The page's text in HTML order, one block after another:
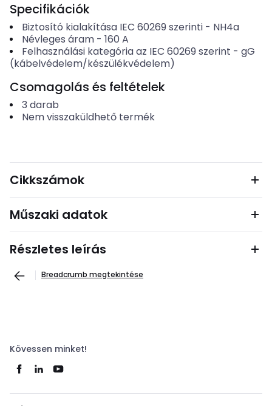
Specifikációk
Biztosító kialakítása IEC 60269 szerinti- NH4a
Névleges áram- 160 A
Felhasználási kategória az IEC 60269 szerint - gG
(kábelvédelem/készülékvédelem)
Csomagolás és feltételek
3 darab
Nem visszaküldhető termék
Cikkszámok
Műszaki adatok
Részletes leírás
Breadcrumb megtekintése
Kövessen minket!